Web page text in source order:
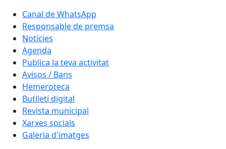
Canal de WhatsApp
Responsable de premsa
Notícies
Agenda
Publica la teva activitat
Avisos / Bans
Hemeroteca
Butlletí digital
Revista municipal
Xarxes socials
Galeria d'imatges